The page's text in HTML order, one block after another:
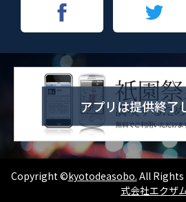
アプリは提供終了
Copyright ©kyotodeasobo. All Rights
式会社エクザ